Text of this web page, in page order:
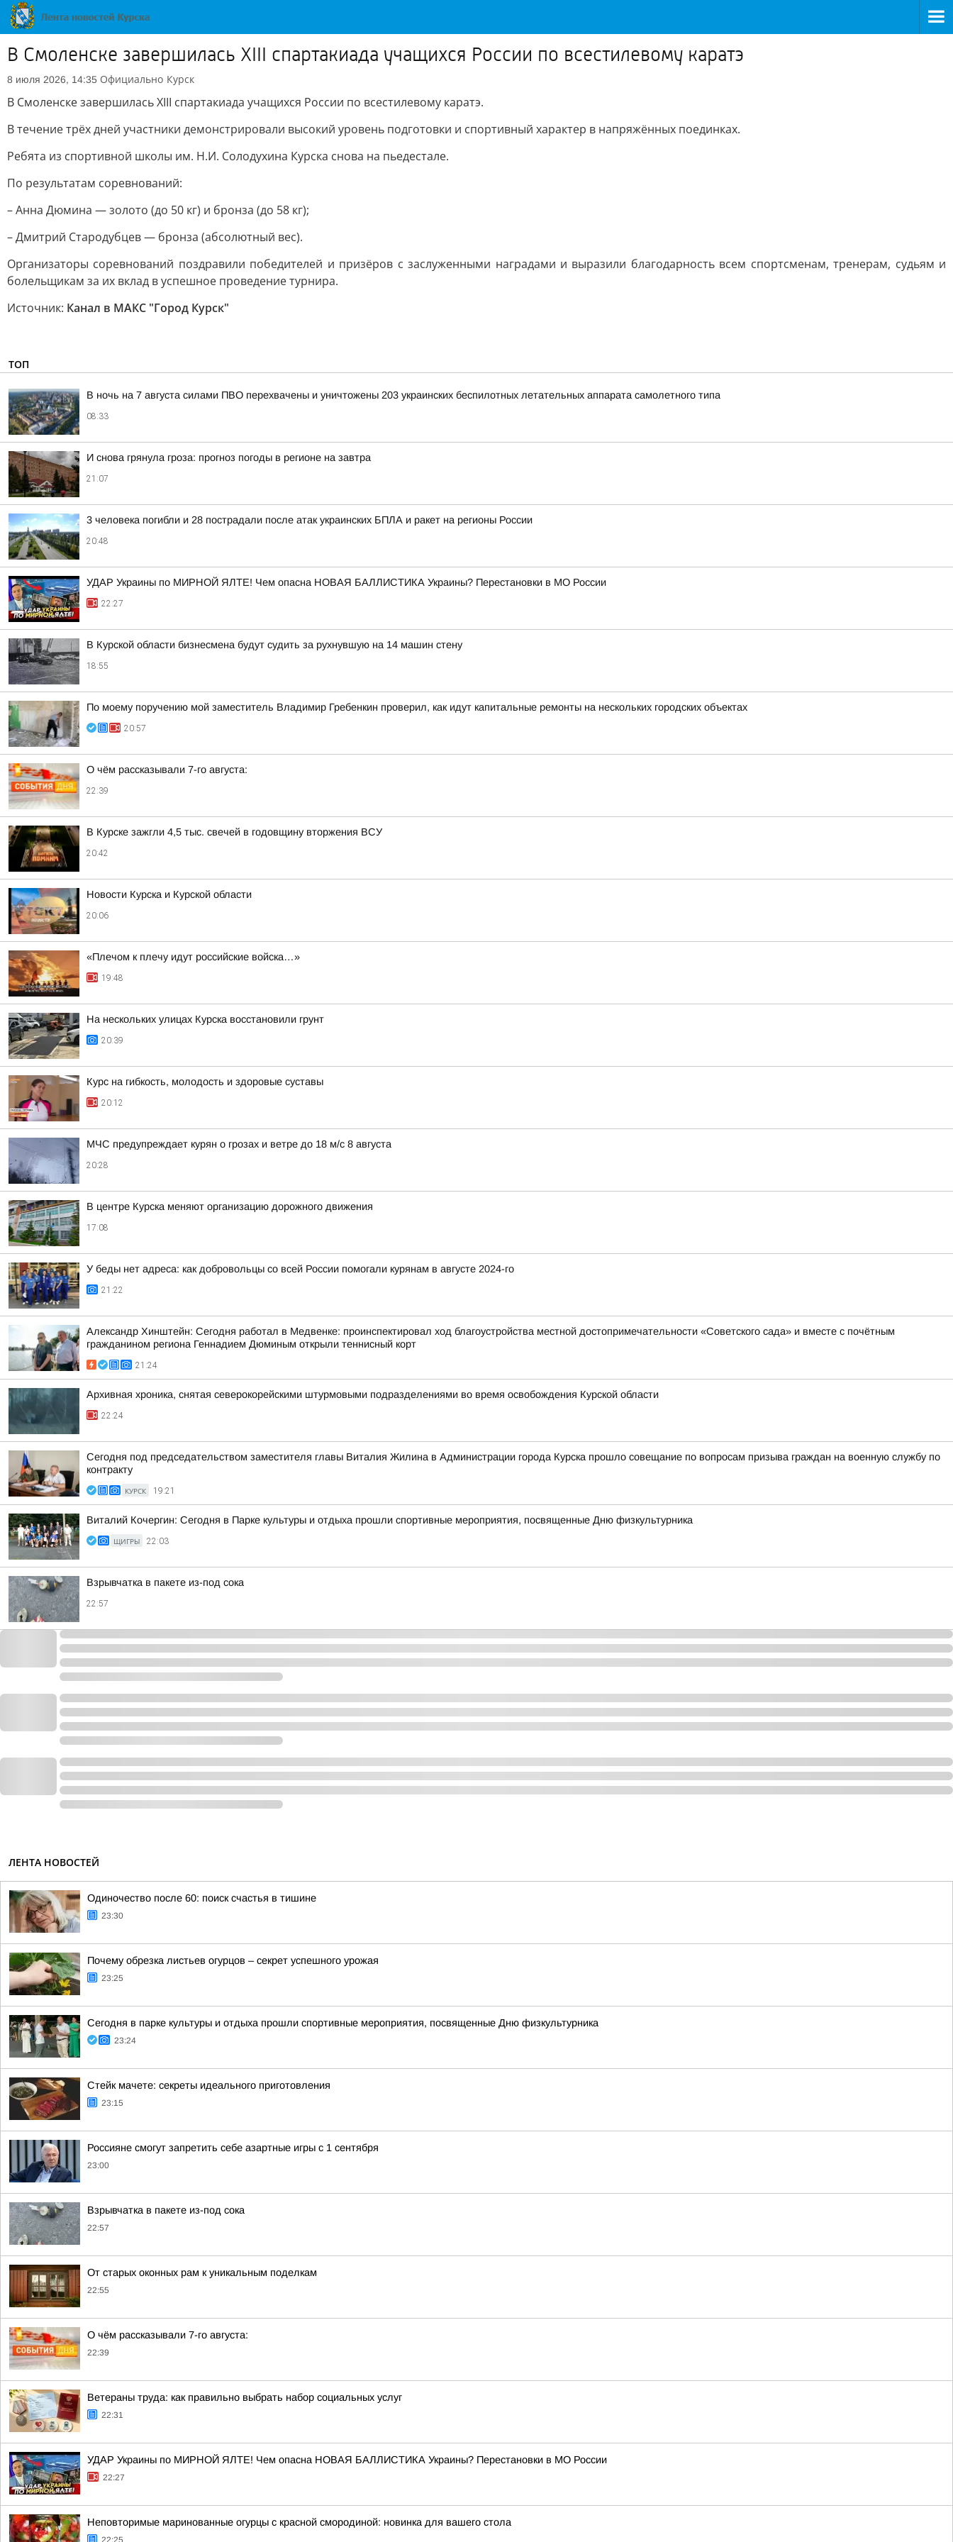
В Смоленске завершилась XIII спартакиада учащихся России по всестилевому каратэ
8 июля 2026, 14:35 Официально Курск
В Смоленске завершилась XIII спартакиада учащихся России по всестилевому каратэ.
В течение трёх дней участники демонстрировали высокий уровень подготовки и спортивный характер в напряжённых поединках.
Ребята из спортивной школы им. Н.И. Солодухина Курска снова на пьедестале.
По результатам соревнований:
– Анна Дюмина — золото (до 50 кг) и бронза (до 58 кг);
– Дмитрий Стародубцев — бронза (абсолютный вес).
Организаторы соревнований поздравили победителей и призёров с заслуженными наградами и выразили благодарность всем спортсменам, тренерам, судьям и
болельщикам за их вклад в успешное проведение турнира.
Источник: Канал в МАКС "Город Курск"
ТОП
В ночь на 7 августа силами ПВО перехвачены и уничтожены 203 украинских беспилотных летательных аппарата самолетного типа
08:33
И снова грянула гроза: прогноз погоды в регионе на завтра
21:07
3 человека погибли и 28 пострадали после атак украинских БПЛА и ракет на регионы России
20:48
УДАР Украины по МИРНОЙ ЯЛТЕ! Чем опасна НОВАЯ БАЛЛИСТИКА Украины? Перестановки в МО России
22:27
В Курской области бизнесмена будут судить за рухнувшую на 14 машин стену
18:55
По моему поручению мой заместитель Владимир Гребенкин проверил, как идут капитальные ремонты на нескольких городских объектах
20:57
О чём рассказывали 7-го августа:
22:39
В Курске зажгли 4,5 тыс. свечей в годовщину вторжения ВСУ
20:42
Новости Курска и Курской области
20:06
«Плечом к плечу идут российские войска…»
19:48
На нескольких улицах Курска восстановили грунт
20:39
Курс на гибкость, молодость и здоровые суставы
20:12
МЧС предупреждает курян о грозах и ветре до 18 м/с 8 августа
20:28
В центре Курска меняют организацию дорожного движения
17:08
У беды нет адреса: как добровольцы со всей России помогали курянам в августе 2024-го
21:22
Александр Хинштейн: Сегодня работал в Медвенке: проинспектировал ход благоустройства местной достопримечательности «Советского сада» и вместе с почётным
гражданином региона Геннадием Дюминым открыли теннисный корт
21:24
Архивная хроника, снятая северокорейскими штурмовыми подразделениями во время освобождения Курской области
22:24
Сегодня под председательством заместителя главы Виталия Жилина в Администрации города Курска прошло совещание по вопросам призыва граждан на военную службу по
контракту
КУРСК 19:21
Виталий Кочергин: Сегодня в Парке культуры и отдыха прошли спортивные мероприятия, посвященные Дню физкультурника
ЩИГРЫ 22:03
Взрывчатка в пакете из-под сока
22:57
ЛЕНТА НОВОСТЕЙ
Одиночество после 60: поиск счастья в тишине
23:30
Почему обрезка листьев огурцов – секрет успешного урожая
23:25
Сегодня в парке культуры и отдыха прошли спортивные мероприятия, посвященные Дню физкультурника
23:24
Стейк мачете: секреты идеального приготовления
23:15
Россияне смогут запретить себе азартные игры с 1 сентября
23:00
Взрывчатка в пакете из-под сока
22:57
От старых оконных рам к уникальным поделкам
22:55
О чём рассказывали 7-го августа:
22:39
Ветераны труда: как правильно выбрать набор социальных услуг
22:31
УДАР Украины по МИРНОЙ ЯЛТЕ! Чем опасна НОВАЯ БАЛЛИСТИКА Украины? Перестановки в МО России
22:27
Неповторимые маринованные огурцы с красной смородиной: новинка для вашего стола
22:25